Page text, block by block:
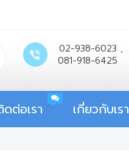
02-938-6023 ,
081-918-6425
ดต่อเรา เกี่ยวกับเรา